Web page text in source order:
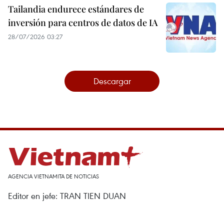
Tailandia endurece estándares de
inversión para centros de datos de IA
28/07/2026 03:27
Descargar
AGENCIA VIETNAMITA DE NOTICIAS
Editor en jefe: TRAN TIEN DUAN